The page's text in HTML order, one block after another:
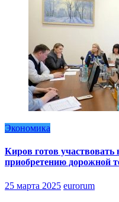
Экономика
Киров готов
приобретению дорожной
25 марта 2025 eurorum